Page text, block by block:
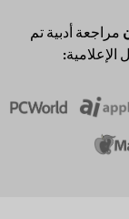
مراجعة أدبية تم
الإعلامية: